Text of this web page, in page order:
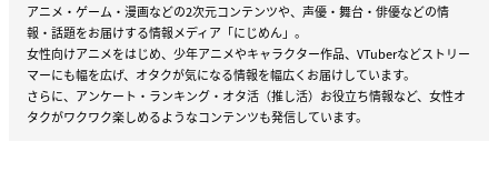
アニメ・ゲーム・漫画などの2次元コンテンツや、声優・舞台・俳優などの情
報・話題をお届けする情報メディア「にじめん」。
女性向けアニメをはじめ、少年アニメやキャラクター作品、VTuberなどストリー
マーにも幅を広げ、オタクが気になる情報を幅広くお届けしています。
さらに、アンケート・ランキング・オタ活（推し活）お役立ち情報など、女性オ
タクがワクワク楽しめるようなコンテンツも発信しています。